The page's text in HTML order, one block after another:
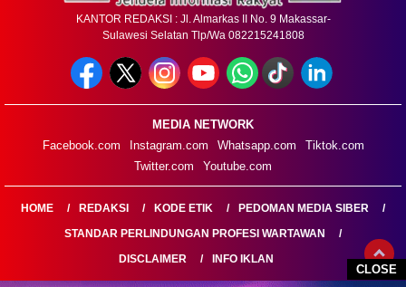
CLOSE
KANTOR REDAKSI : Jl. Almarkas II No. 9 Makassar-
Sulawesi Selatan Tlp/Wa 082215241808
MEDIA NETWORK
Facebook.com
Instagram.com Whatsapp.com
Tiktok.com
Twitter.com
Youtube.com
HOME REDAKSI KODE ETIK
PEDOMAN MEDIA SIBER
STANDAR PERLINDUNGAN PROFESI WARTAWAN
DISCLAIMER
INFO IKLAN